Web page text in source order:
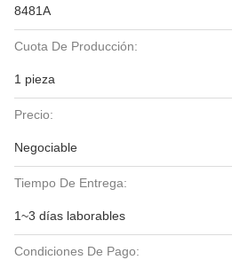
8481A
Cuota De Producción:
1 pieza
Precio:
Negociable
Tiempo De Entrega:
1~3 días laborables
Condiciones De Pago: